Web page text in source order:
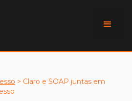
> Claro e SOAP juntas em